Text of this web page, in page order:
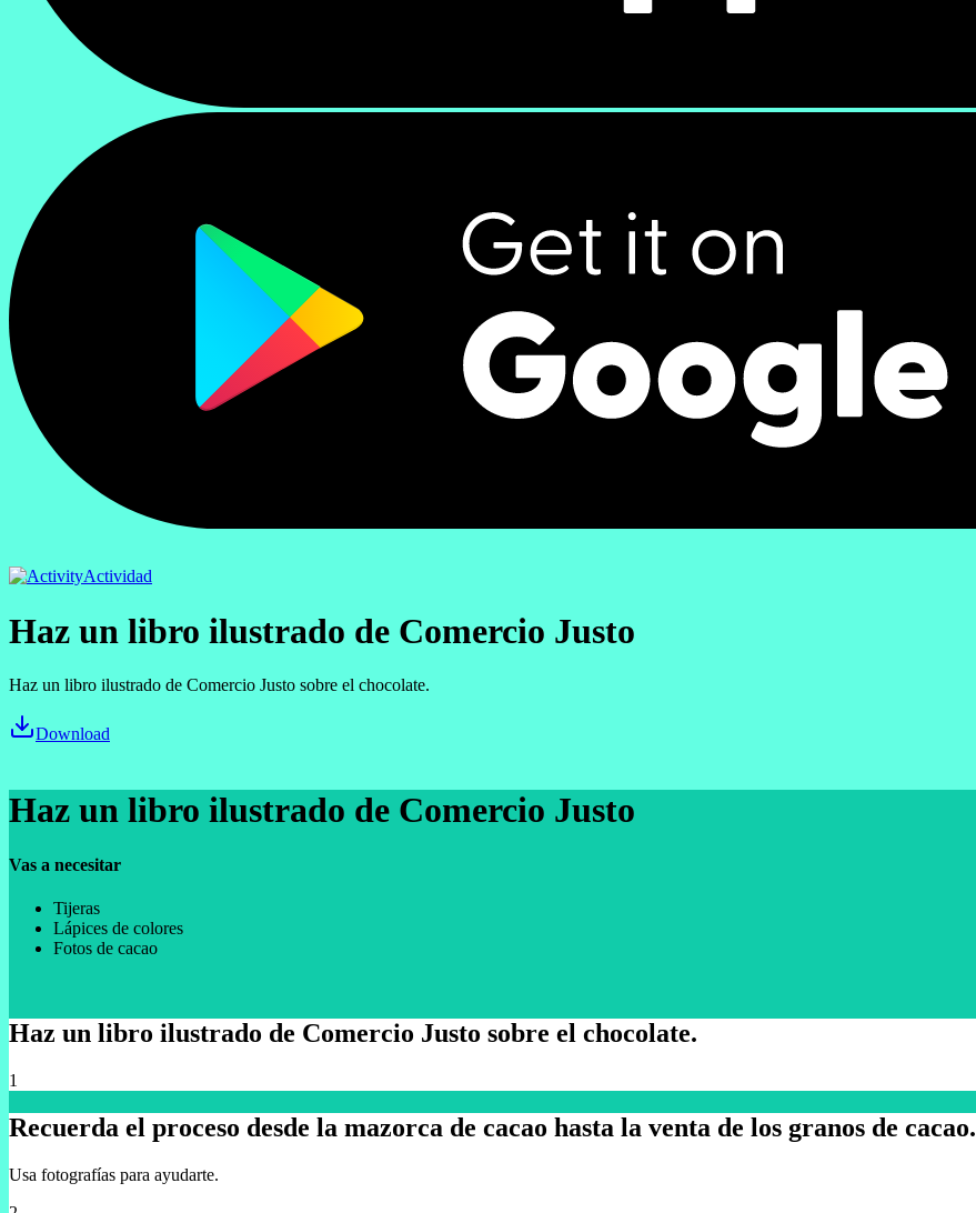
Actividad
Haz un libro ilustrado de Comercio Justo
Haz un libro ilustrado de Comercio Justo sobre el chocolate.
Download
Haz un libro ilustrado de Comercio Justo
Vas a necesitar
Tijeras
Lápices de colores
Fotos de cacao
Haz un libro ilustrado de Comercio Justo sobre el chocolate.
1
Recuerda el proceso desde la mazorca de cacao hasta la venta de los granos de cacao.
Usa fotografías para ayudarte.